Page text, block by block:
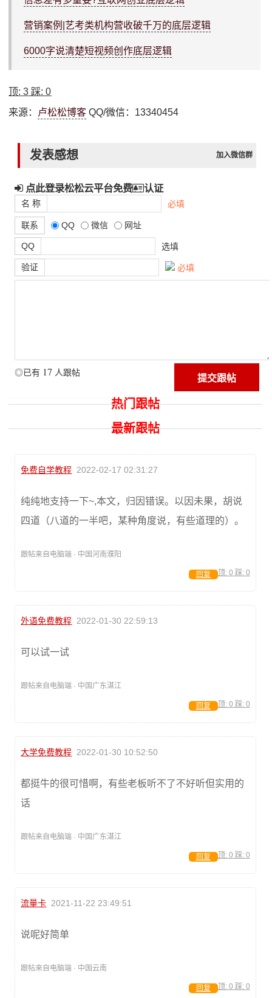
营销案例|艺考类机构营收破千万的底层逻辑
6000字说清楚短视频创作底层逻辑
顶:3 踩:0
来源： 卢松松博客 QQ/微信：13340454
发表感想 加入微信群
点此登录松松云平台免费 认证
名 称 必填
联系 QQ 微信 网址
QQ 选填
验证 必填
◎已有 17 人跟帖
热门跟帖
最新跟帖
免费自学教程 2022-02-17 02:31:27
纯纯地支持一下~,本文，归因错误。以因未果，胡说
四道（八道的一半吧，某种角度说，有些道理的）。
跟帖来自电脑端 · 中国河南濮阳
顶: 0 踩: 0
回复
外语免费教程 2022-01-30 22:59:13
可以试一试
跟帖来自电脑端 · 中国广东湛江
顶: 0 踩: 0
回复
大学免费教程 2022-01-30 10:52:50
都挺牛的很可惜啊，有些老板听不了不好听但实用的
话
跟帖来自电脑端 · 中国广东湛江
顶: 0 踩: 0
回复
流量卡 2021-11-22 23:49:51
说呢好简单
跟帖来自电脑端 · 中国云南
顶: 0 踩: 0
回复